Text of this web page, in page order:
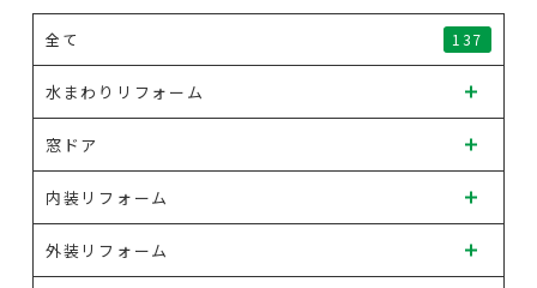
全て 137
水まわりリフォーム
窓ドア
内装リフォーム
外装リフォーム